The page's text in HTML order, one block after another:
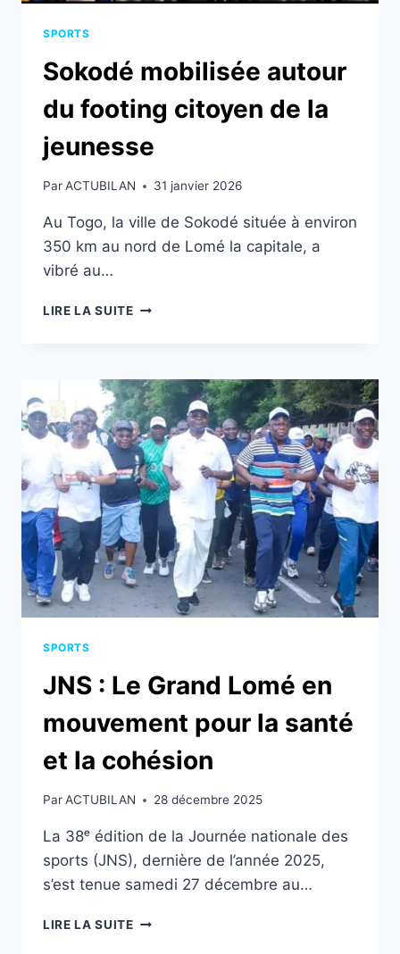
SPORTS
Sokodé mobilisée autour
du footing citoyen de la
jeunesse
ParACTUBILAN 31 janvier 2026
Au Togo, la ville de Sokodé située à environ
350 km au nord de Lomé la capitale, a
vibré au…
LIRE LA SUITESOKODÉ
FOOTING
CITOYEN
DE
LA
JEUNESSE
SPORTS
JNS : Le Grand Lomé en
mouvement pour la santé
et la cohésion
ParACTUBILAN 28 décembre 2025
La 38ᵉ édition de la Journée nationale des
sports (JNS), dernière de l’année 2025,
s’est tenue samedi 27 décembre au…
LIRE LA SUITEJNS